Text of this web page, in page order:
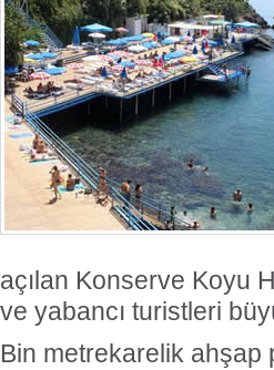
açılan Konserve Koyu
ve yabancı turistleri
Bin metrekarelik ahşap